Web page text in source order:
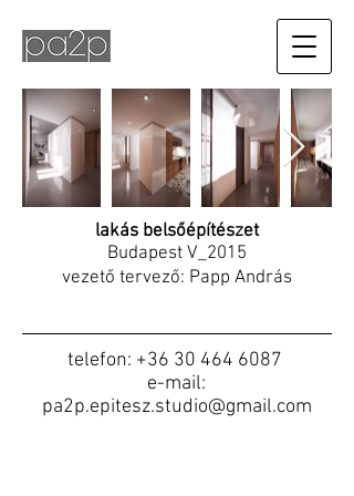
lakás belsőépítészet
Budapest V_2015
vezető tervező: Papp András
telefon: +36 30 464 6087
e-mail:
pa2p.epitesz.studio@gmail.com